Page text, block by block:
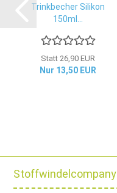
Trinkbecher Silikon
150ml...
Statt 26,90 EUR
Nur 13,50 EUR
Stoffwindelcompany